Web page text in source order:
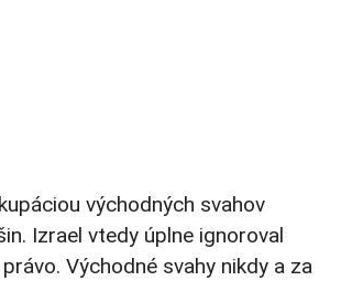
východných svahov
Izrael vtedy úplne ignoroval
Východné svahy nikdy a za